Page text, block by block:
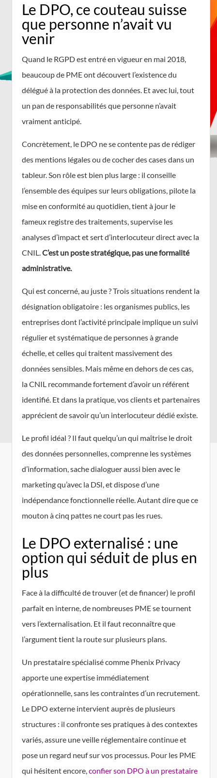
Le DPO, ce couteau suisse
que personne n’avait vu
venir
Quand le RGPD est entré en vigueur en mai 2018,
beaucoup de PME ont découvert l’existence du
délégué à la protection des données. Et avec lui, tout
un pan de responsabilités que personne n’avait
vraiment anticipé.
Concrètement, le DPO ne se contente pas de rédiger
des mentions légales ou de cocher des cases dans un
tableur. Son rôle est bien plus large : il conseille
l’ensemble des équipes sur leurs obligations, pilote la
mise en conformité au quotidien, tient à jour le
fameux registre des traitements, supervise les
analyses d’impact et sert d’interlocuteur direct avec la
CNIL.C’est un poste stratégique, pas une formalité
administrative.
Qui est concerné, au juste ? Trois situations rendent la
désignation obligatoire : les organismes publics, les
entreprises dont l’activité principale implique un suivi
régulier et systématique de personnes à grande
échelle, et celles qui traitent massivement des
données sensibles. Mais même en dehors de ces cas,
la CNIL recommande fortement d’avoir un référent
identifié. Et dans la pratique, vos clients et partenaires
apprécient de savoir qu’un interlocuteur dédié existe.
Le profil idéal ? Il faut quelqu’un qui maîtrise le droit
des données personnelles, comprenne les systèmes
d’information, sache dialoguer aussi bien avec le
marketing qu’avec la DSI, et dispose d’une
indépendance fonctionnelle réelle. Autant dire que ce
mouton à cinq pattes ne court pas les rues.
Le DPO externalisé : une
option qui séduit de plus en
plus
Face à la difficulté de trouver (et de financer) le profil
parfait en interne, de nombreuses PME se tournent
vers l’externalisation. Et il faut reconnaître que
l’argument tient la route sur plusieurs plans.
Un prestataire spécialisé comme Phenix Privacy
apporte une expertise immédiatement
opérationnelle, sans les contraintes d’un recrutement.
Le DPO externe intervient auprès de plusieurs
structures : il confronte ses pratiques à des contextes
variés, assure une veille réglementaire continue et
pose un regard neuf sur vos processus. Pour les PME
qui hésitent encore,confier son DPO à un prestataire